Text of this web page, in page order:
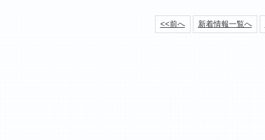
<<前へ 新着情報一覧へ